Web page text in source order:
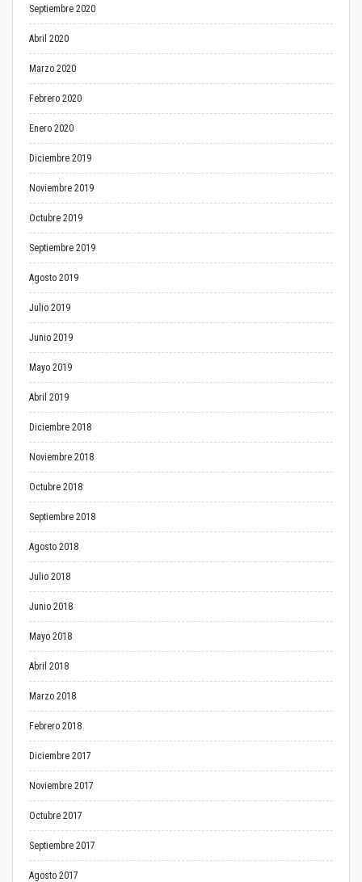
Septiembre 2020
Abril 2020
Marzo 2020
Febrero 2020
Enero 2020
Diciembre 2019
Noviembre 2019
Octubre 2019
Septiembre 2019
Agosto 2019
Julio 2019
Junio 2019
Mayo 2019
Abril 2019
Diciembre 2018
Noviembre 2018
Octubre 2018
Septiembre 2018
Agosto 2018
Julio 2018
Junio 2018
Mayo 2018
Abril 2018
Marzo 2018
Febrero 2018
Diciembre 2017
Noviembre 2017
Octubre 2017
Septiembre 2017
Agosto 2017